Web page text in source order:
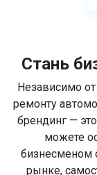
Стань
Независимо
ремонту
брендинг —
можете
бизнесменом
рынке,